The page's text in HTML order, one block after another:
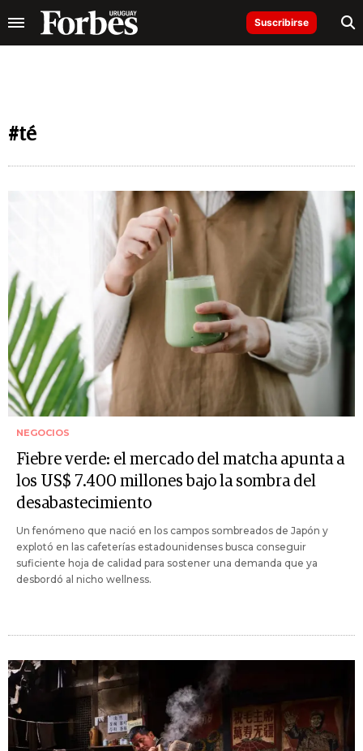
Suscribirse
#té
NEGOCIOS
Fiebre verde: el mercado del matcha apunta a
los US$ 7.400 millones bajo la sombra del
desabastecimiento
Un fenómeno que nació en los campos sombreados de Japón y
explotó en las cafeterías estadounidenses busca conseguir
suficiente hoja de calidad para sostener una demanda que ya
desbordó al nicho wellness.